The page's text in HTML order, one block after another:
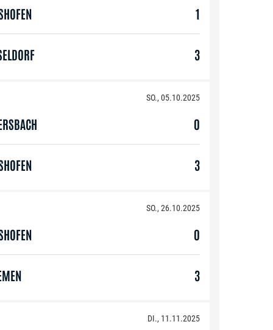
1
3
SO., 05.10.2025
0
3
SO., 26.10.2025
0
3
DI., 11.11.2025